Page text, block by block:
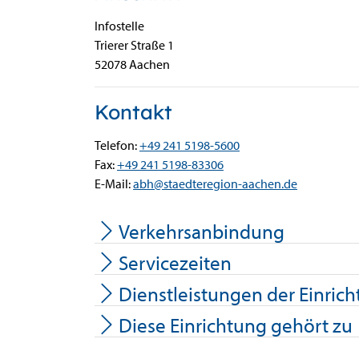
Infostelle
Trierer Straße 1
52078Aachen
Kontakt
Telefon:+49 241 5198-5600
Fax:+49 241 5198-83306
E-Mail:abh@staedteregion-aachen.de
Verkehrsanbindung
Servicezeiten
Dienstleistungen der
Diese Einrichtung gehört zu